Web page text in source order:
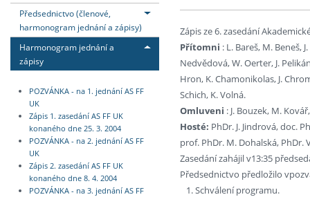
Absolventi fakulty
Fakultní školy FF UK
Vyjíždějící zaměstnanci
Předsednictvo (členové,
harmonogram jednání a zápisy)
Harmonogram jednání a
zápisy
POZVÁNKA - na 1. jednání AS FF
UK
Zápis 1. zasedání AS FF UK
konaného dne 25. 3. 2004
POZVÁNKA - na 2. jednání AS FF
UK
Zápis 2. zasedání AS FF UK
konaného dne 8. 4. 2004
POZVÁNKA - na 3. jednání AS FF
Zápis ze 6. zasedání
Přítomni : L. Bareš, M. Beneš,
Nedvědová, W. Oerter, J.
Hron, K. Chamonikolas, J.
Schich, K. Volná.
Omluveni : J. Bouzek, M.
Hosté: PhDr. J. Jindrová, doc.
prof. PhDr. M. Dohalská, PhDr.
Zasedání zahájil v13:35
Předsednictvo předložilo
Schválení programu.